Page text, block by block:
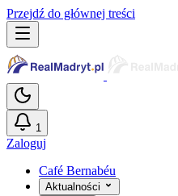
Przejdź do głównej treści
1
Zaloguj
Café Bernabéu
Aktualności